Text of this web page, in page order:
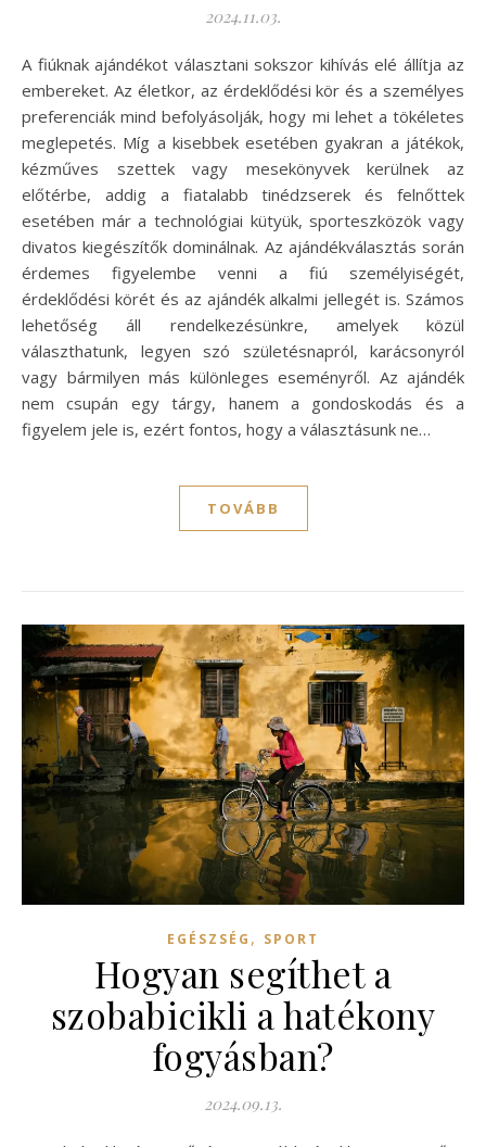
2024.11.03.
A fiúknak ajándékot választani sokszor kihívás elé állítja az
embereket. Az életkor, az érdeklődési kör és a személyes
preferenciák mind befolyásolják, hogy mi lehet a tökéletes
meglepetés. Míg a kisebbek esetében gyakran a játékok,
kézműves szettek vagy mesekönyvek kerülnek az
előtérbe, addig a fiatalabb tinédzserek és felnőttek
esetében már a technológiai kütyük, sporteszközök vagy
divatos kiegészítők dominálnak. Az ajándékválasztás során
érdemes figyelembe venni a fiú személyiségét,
érdeklődési körét és az ajándék alkalmi jellegét is. Számos
lehetőség áll rendelkezésünkre, amelyek közül
választhatunk, legyen szó születésnapról, karácsonyról
vagy bármilyen más különleges eseményről. Az ajándék
nem csupán egy tárgy, hanem a gondoskodás és a
figyelem jele is, ezért fontos, hogy a választásunk ne…
TOVÁBB
EGÉSZSÉG , SPORT
Hogyan segíthet a
szobabicikli a hatékony
fogyásban?
2024.09.13.